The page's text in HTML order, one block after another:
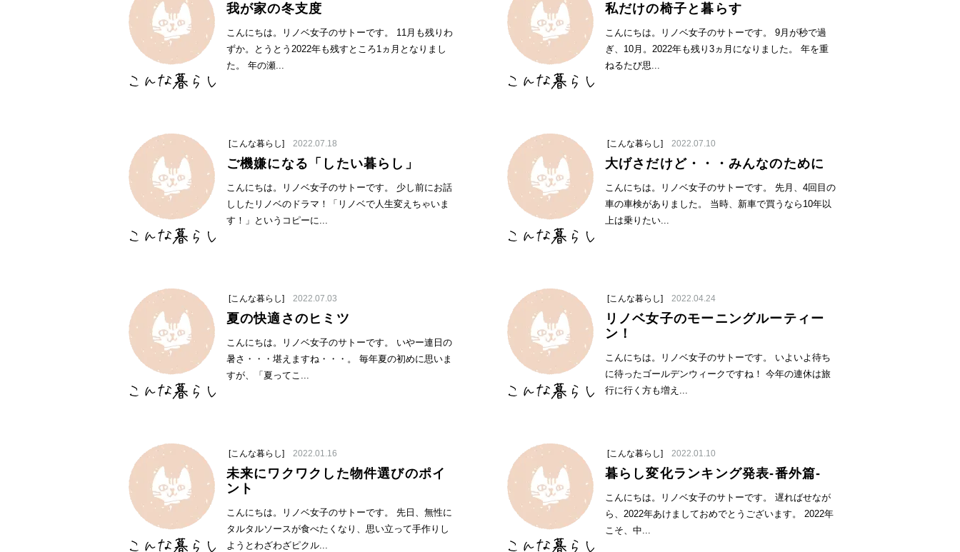
我が家の冬支度
こんにちは。リノベ女子のサトーです。 11月も残りわ
ずか。とうとう2022年も残すところ1ヵ月となりまし
た。 年の瀬...
私だけの椅子と暮らす
こんにちは。リノベ女子のサトーです。 9月が秒で過
ぎ、10月。2022年も残り3ヵ月になりました。 年を重
ねるたび思...
[こんな暮らし] 2022.07.18
ご機嫌になる「したい暮らし」
こんにちは。リノベ女子のサトーです。 少し前にお話
ししたリノベのドラマ！「リノベで人生変えちゃいま
す！」というコピーに...
[こんな暮らし] 2022.07.10
大げさだけど・・・みんなのために
こんにちは。リノベ女子のサトーです。 先月、4回目の
車の車検がありました。 当時、新車で買うなら10年以
上は乗りたい...
[こんな暮らし] 2022.07.03
夏の快適さのヒミツ
こんにちは。リノベ女子のサトーです。 いやー連日の
暑さ・・・堪えますね・・・。 毎年夏の初めに思いま
すが、「夏ってこ...
[こんな暮らし] 2022.04.24
リノベ女子のモーニングルーティー
ン！
こんにちは。リノベ女子のサトーです。 いよいよ待ち
に待ったゴールデンウィークですね！ 今年の連休は旅
行に行く方も増え...
[こんな暮らし] 2022.01.16
未来にワクワクした物件選びのポイ
ント
こんにちは。リノベ女子のサトーです。 先日、無性に
タルタルソースが食べたくなり、思い立って手作りし
ようとわざわざピクル...
[こんな暮らし] 2022.01.10
暮らし変化ランキング発表-番外篇-
こんにちは。リノベ女子のサトーです。 遅ればせなが
ら、2022年あけましておめでとうございます。 2022年
こそ、中...